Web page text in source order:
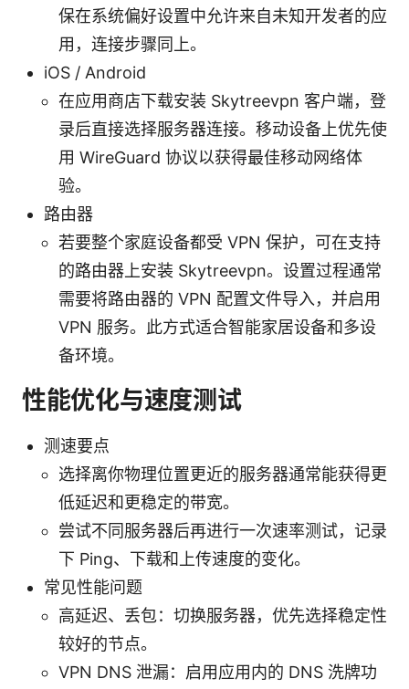
保在系统偏好设置中允许来自未知开发者的应
用，连接步骤同上。
iOS / Android
在应用商店下载安装 Skytreevpn 客户端，登
录后直接选择服务器连接。移动设备上优先使
用 WireGuard 协议以获得最佳移动网络体
验。
路由器
若要整个家庭设备都受 VPN 保护，可在支持
的路由器上安装 Skytreevpn。设置过程通常
需要将路由器的 VPN 配置文件导入，并启用
VPN 服务。此方式适合智能家居设备和多设
备环境。
性能优化与速度测试
测速要点
选择离你物理位置更近的服务器通常能获得更
低延迟和更稳定的带宽。
尝试不同服务器后再进行一次速率测试，记录
下 Ping、下载和上传速度的变化。
常见性能问题
高延迟、丢包：切换服务器，优先选择稳定性
较好的节点。
VPN DNS 泄漏：启用应用内的 DNS 洗牌功